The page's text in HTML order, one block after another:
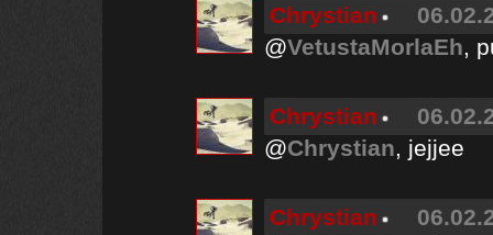
Chrystian
@VetustaMorlaEh,
Chrystian
@Chrystian, jejjee
Chrystian